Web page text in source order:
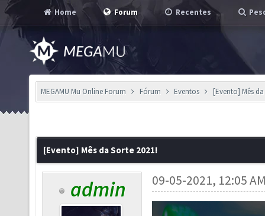
Home Forum Recentes
MEGAMU Mu Online Forum Fórum Eventos [Evento] Mês
[Evento] Mês da Sorte 2021!
admin 09-05-2021, 12:05